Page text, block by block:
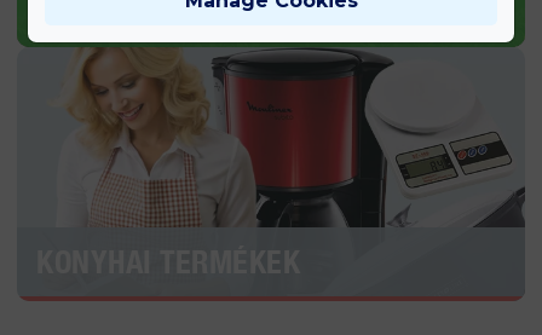
KERTI TERMÉKEK